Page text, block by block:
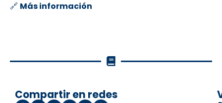
🔗 Más información
Compartir en redes